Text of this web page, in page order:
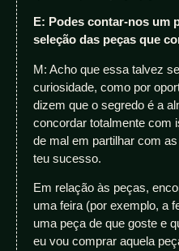
E: Podes contar-nos um
seleção das peças que
M: Acho que essa talvez
curiosidade, como por
dizem que o segredo é a
concordar totalmente com
de mal em partilhar com
teu sucesso.
Em relação às peças,
uma feira (por exemplo, a
uma peça de que goste e
eu vou comprar aquela